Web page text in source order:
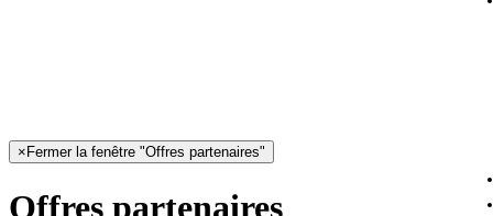
× Fermer la fenêtre "Offres partenaires"
Offres partenaires